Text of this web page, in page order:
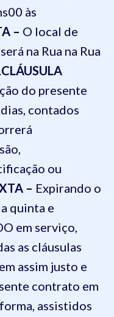
às
– O local de
na Rua na Rua
CLÁUSULA
do presente
contados
ou
– Expirando o
quinta e
em serviço,
as cláusulas
assim justo e
contrato em
assistidos